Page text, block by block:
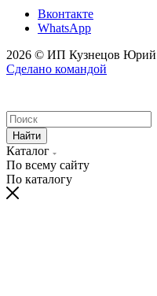
Вконтакте
WhatsApp
2026 © ИП Кузнецов Юрий
Сделано командой
Найти
Каталог
По всему сайту
По каталогу